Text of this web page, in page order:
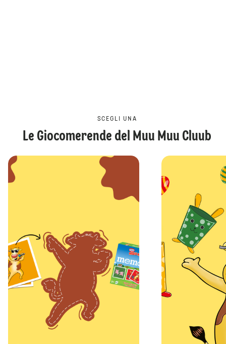
SCEGLI UNA
Le Giocomerende del Muu Muu Cluub